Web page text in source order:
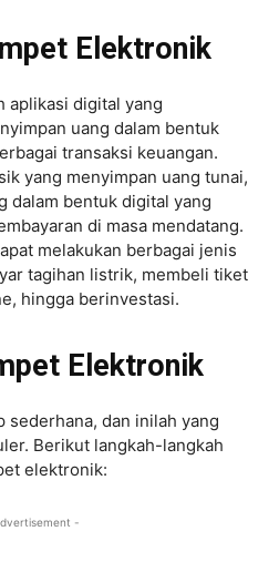
Elektronik
aplikasi digital yang
uang dalam bentuk
transaksi keuangan.
yang menyimpan uang tunai,
dalam bentuk digital yang
di masa mendatang.
melakukan berbagai jenis
tagihan listrik, membeli tiket
hingga berinvestasi.
Elektronik
sederhana, dan inilah yang
Berikut langkah-langkah
elektronik:
-